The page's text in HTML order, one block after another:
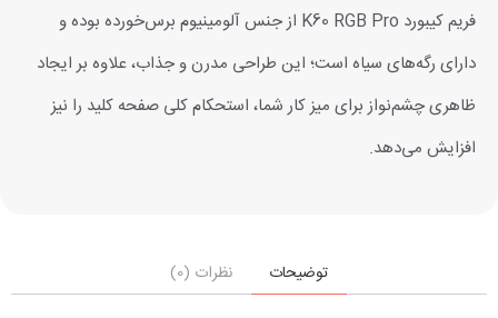
فریم کیبورد K60 RGB Pro از جنس آلومینیوم برس‌خورده بوده و
دارای رگه‌های سیاه است؛ این طراحی مدرن و جذاب، علاوه بر ایجاد
ظاهری چشم‌نواز برای میز کار شما، استحکام کلی صفحه کلید را نیز
افزایش می‌دهد.
توضیحات نظرات (0)